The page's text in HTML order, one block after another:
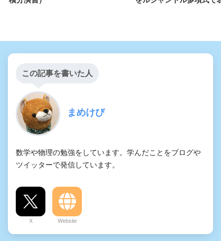
この記事を書いた人
まめけび
数学や物理の勉強をしています。学んだことをブログや
ツイッターで発信しています。
X Website